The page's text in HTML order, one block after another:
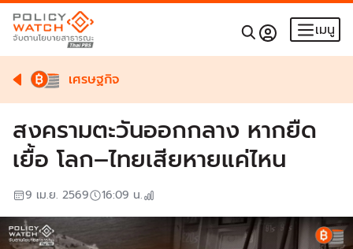
เมนู
เศรษฐกิจ
สงครามตะวันออกกลาง หากยืด
เยื้อ โลก–ไทยเสียหายแค่ไหน
9 เม.ย. 2569 16:09 น.